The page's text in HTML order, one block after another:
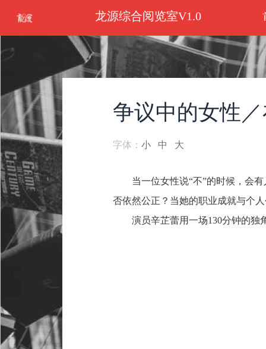
龙源综合阅览室V1.0
争议中的女性
字体：小 中 大
当一位女性说“不”的时候，会
否依然公正？当她的职业成就与个
演员辛芷蕾用一场130分钟的独